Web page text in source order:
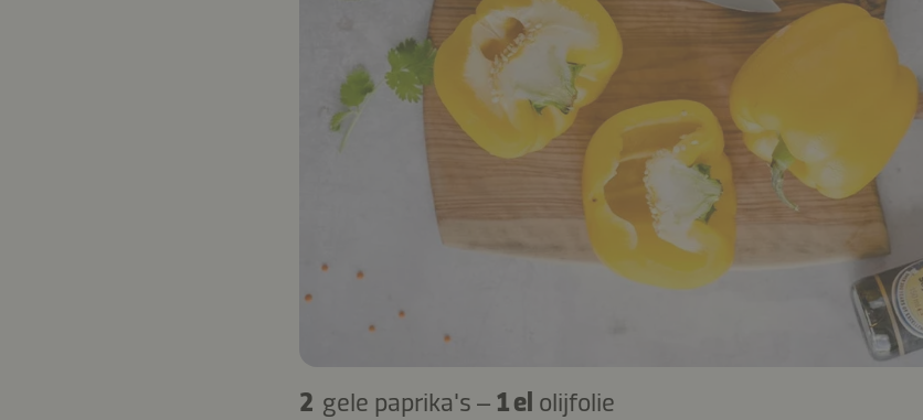
2 gele paprika's – 1 el olijfolie